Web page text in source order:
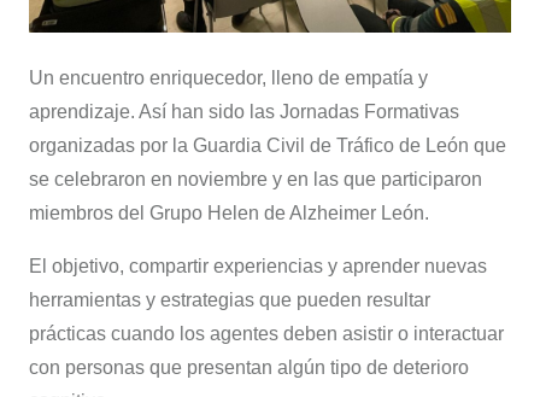
Un encuentro enriquecedor, lleno de empatía y
aprendizaje. Así han sido las Jornadas Formativas
organizadas por la Guardia Civil de Tráfico de León que
se celebraron en noviembre y en las que participaron
miembros del Grupo Helen de Alzheimer León.
El objetivo, compartir experiencias y aprender nuevas
herramientas y estrategias que pueden resultar
prácticas cuando los agentes deben asistir o interactuar
con personas que presentan algún tipo de deterioro